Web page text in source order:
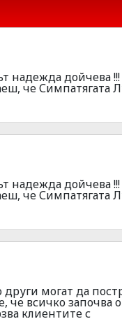
надежда дойчева !!!
че Симпатягата
надежда дойчева !!!
че Симпатягата
могат да
че всичко започва
клиентите с